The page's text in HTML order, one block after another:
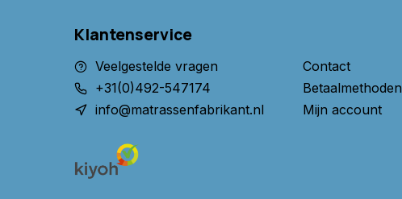
Klantenservice
Veelgestelde vragen
+31(0)492-547174
info@matrassenfabrikant.nl
Contact
Betaalmethoden
Mijn account